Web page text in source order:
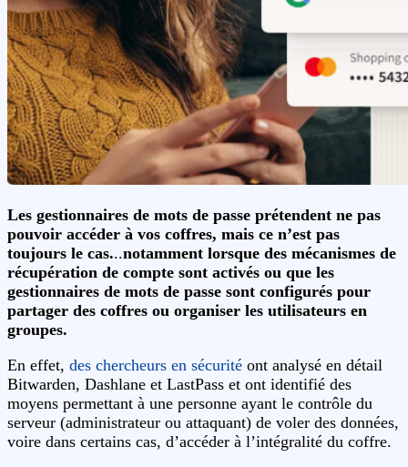
Les gestionnaires de mots de passe prétendent ne pas
pouvoir accéder à vos coffres, mais ce n’est pas
toujours le cas...notamment lorsque des mécanismes de
récupération de compte sont activés ou que les
gestionnaires de mots de passe sont configurés pour
partager des coffres ou organiser les utilisateurs en
groupes.
En effet, des chercheurs en sécurité ont analysé en détail
Bitwarden, Dashlane et LastPass et ont identifié des
moyens permettant à une personne ayant le contrôle du
serveur (administrateur ou attaquant) de voler des données,
voire dans certains cas, d’accéder à l’intégralité du coffre.